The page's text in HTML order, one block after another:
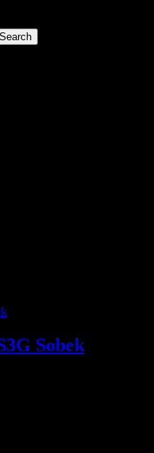
Sobek